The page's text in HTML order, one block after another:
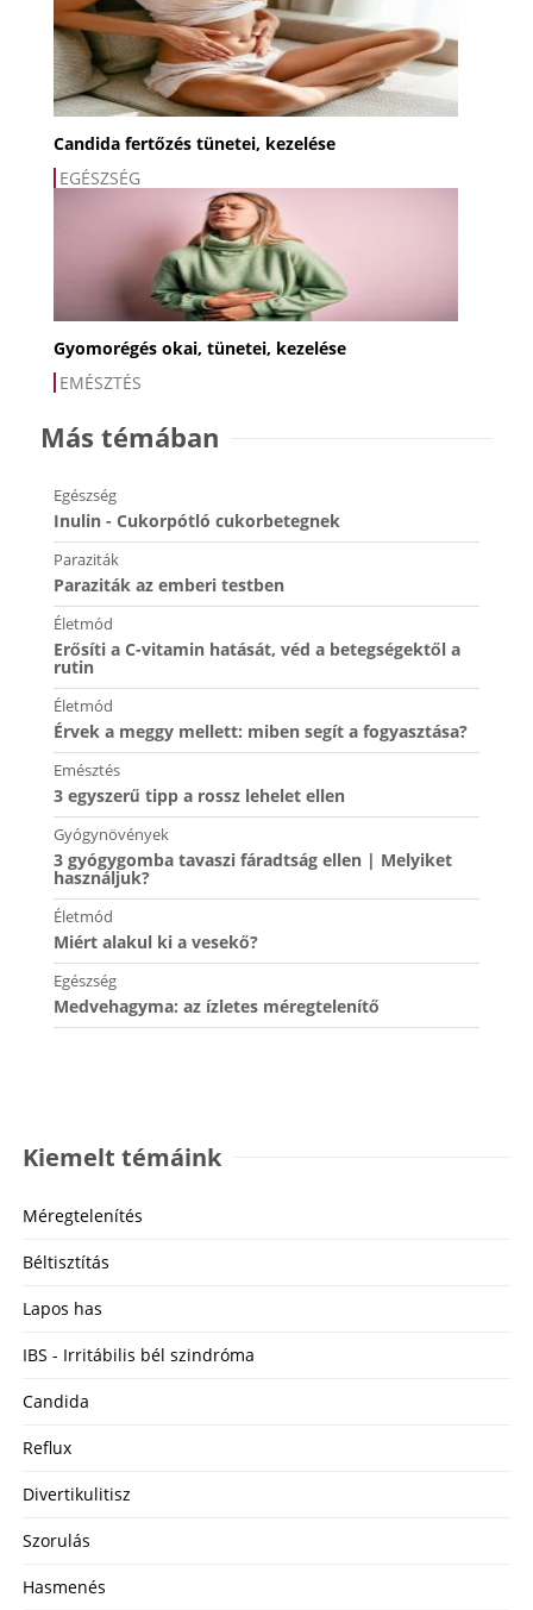
Candida fertőzés tünetei, kezelése
EGÉSZSÉG
Gyomorégés okai, tünetei, kezelése
EMÉSZTÉS
Más témában
Egészség
Inulin - Cukorpótló cukorbetegnek
Paraziták
Paraziták az emberi testben
Életmód
Erősíti a C-vitamin hatását, véd a betegségektől a
rutin
Életmód
Érvek a meggy mellett: miben segít a fogyasztása?
Emésztés
3 egyszerű tipp a rossz lehelet ellen
Gyógynövények
3 gyógygomba tavaszi fáradtság ellen | Melyiket
használjuk?
Életmód
Miért alakul ki a vesekő?
Egészség
Medvehagyma: az ízletes méregtelenítő
Kiemelt témáink
Méregtelenítés
Béltisztítás
Lapos has
IBS - Irritábilis bél szindróma
Candida
Reflux
Divertikulitisz
Szorulás
Hasmenés